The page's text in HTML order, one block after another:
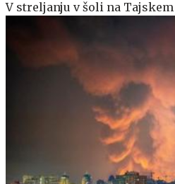
V streljanju v šoli na